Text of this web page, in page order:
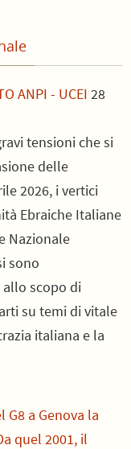
ANPI - UCEI 28
tensioni che si
delle
2026, i vertici
Ebraiche Italiane
Nazionale
sono
scopo di
su temi di vitale
italiana e la
a Genova la
quel 2001, il